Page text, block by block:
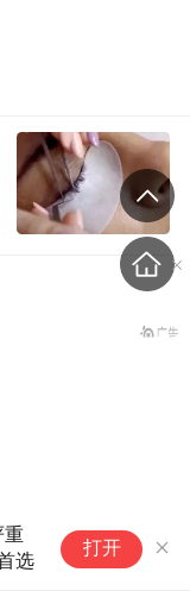
重
选
打开